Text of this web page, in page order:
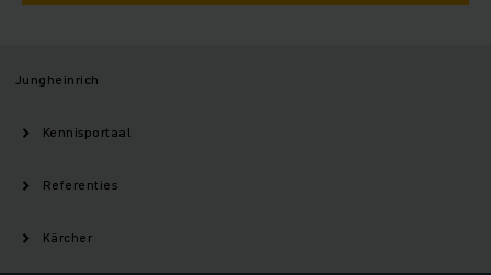
Jungheinrich
Kennisportaal
Referenties
Kärcher